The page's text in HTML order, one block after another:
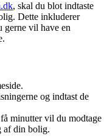
, skal du blot indtaste
Dette inkluderer
gerne vil have en
og indtast de
minutter vil du modtage
af din bolig.